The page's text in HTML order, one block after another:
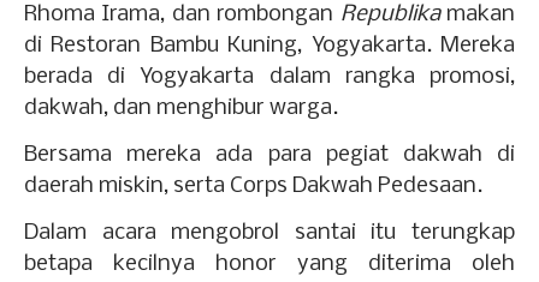
Rhoma Irama, dan rombongan Republikamakan
di Restoran Bambu Kuning, Yogyakarta. Mereka
berada di Yogyakarta dalam rangka promosi,
dakwah, dan menghibur warga.
Bersama mereka ada para pegiat dakwah di
daerah miskin, serta Corps Dakwah Pedesaan.
Dalam acara mengobrol santai itu terungkap
betapa kecilnya honor yang diterima oleh